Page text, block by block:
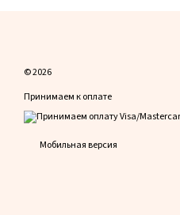
© 2026
Принимаем к оплате
Мобильная версия